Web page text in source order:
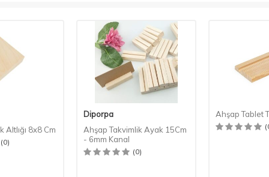
Altlığı 8x8 Cm
(0)
Diporpa
Ahşap Takvimlik Ayak 15Cm
- 6mm Kanal
(0)
Ahşap Tablet